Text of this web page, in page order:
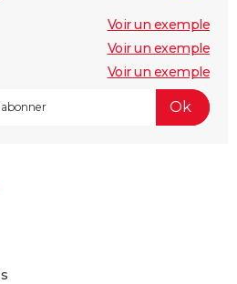
Voir un exemple
Voir un exemple
Voir un exemple